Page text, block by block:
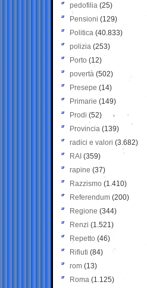
pedofilia (25)
Pensioni (129)
Politica (40.833)
polizia (253)
Porto (12)
povertà (502)
Presepe (14)
Primarie (149)
Prodi (52)
Provincia (139)
radici e valori (3.682)
RAI (359)
rapine (37)
Razzismo (1.410)
Referendum (200)
Regione (344)
Renzi (1.521)
Repetto (46)
Rifiuti (84)
rom (13)
Roma (1.125)